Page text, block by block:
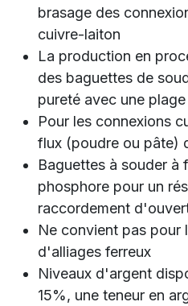
brasage des
cuivre-laiton
La production en
des baguettes de
pureté avec une
Pour les connexions
flux (poudre ou pâte)
Baguettes à souder à
phosphore pour un
raccordement
Ne convient pas pour
d'alliages ferreux
Niveaux d'argent
15%, une teneur en